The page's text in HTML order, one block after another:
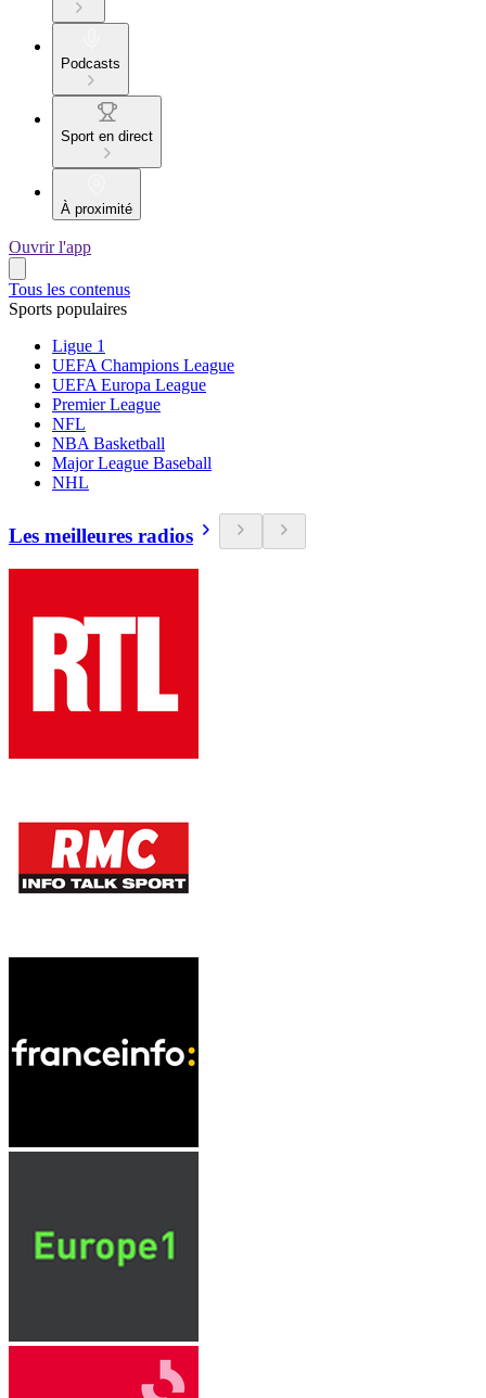
Podcasts
Sport en direct
À proximité
Ouvrir l'app
Tous les contenus
Sports populaires
Ligue 1
UEFA Champions League
UEFA Europa League
Premier League
NFL
NBA Basketball
Major League Baseball
NHL
Les meilleures radios